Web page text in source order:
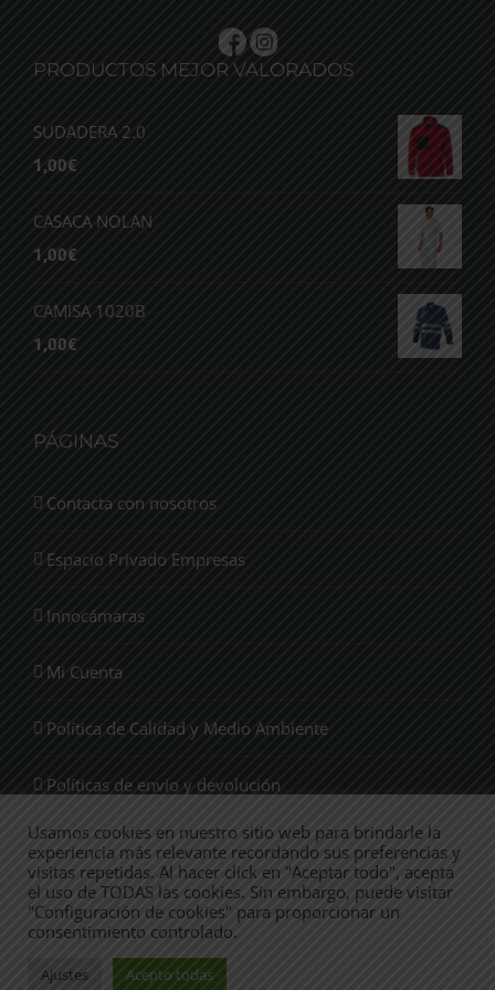
PRODUCTOS MEJOR VALORADOS
SUDADERA 2.0
1,00€
CASACA NOLAN
1,00€
CAMISA 1020B
1,00€
PÁGINAS
Contacta con nosotros
Espacio Privado Empresas
Innocámaras
Mi Cuenta
Política de Calidad y Medio Ambiente
Políticas de envio y devolución
Quienes Somos
Tienda
Usamos cookies en nuestro sitio web para brindarle la
experiencia más relevante recordando sus preferencias y
visitas repetidas. Al hacer click en "Aceptar todo", acepta
el uso de TODAS las cookies. Sin embargo, puede visitar
"Configuración de cookies" para proporcionar un
consentimiento controlado.
Ajustes Acepto todas